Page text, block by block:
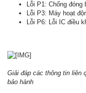
Lỗi P1: Chống
Lỗi P3: Máy hoạt
Lỗi P6: Lỗi IC điều
Giải đáp các thông tin liên
bảo hành